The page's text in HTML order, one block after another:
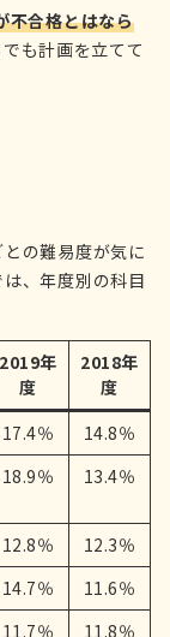
不合格とはなら
も計画を立てて
の難易度が気に
、年度別の科目
2019年
度
2018年
度
17.4％
14.8％
18.9％ 13.4％
12.8％
12.3％
14.7％
11.6％
11.7％ 11.8％